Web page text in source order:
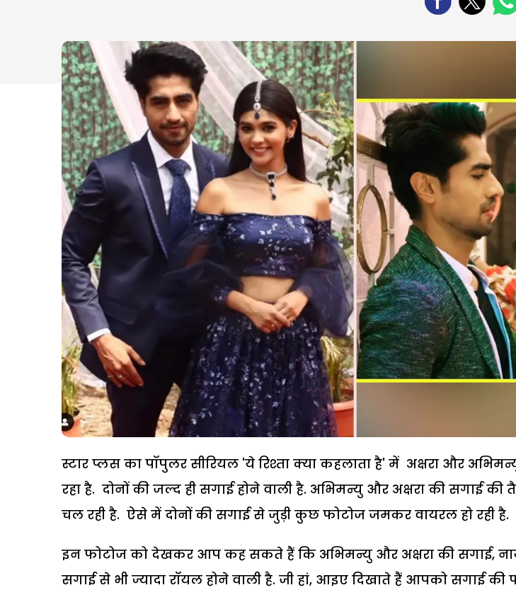
स्टार प्लस का पॉपुलर सीरियल 'ये रिश्ता क्या कहलाता है' में अक्षरा और
रहा है. दोनों की जल्द ही सगाई होने वाली है. अभिमन्यु और अक्षरा की सगाई
चल रही है. ऐसे में दोनों की सगाई से जुड़ी कुछ फोटोज जमकर वायरल हो रही है.
इन फोटोज को देखकर आप कह सकते हैं कि अभिमन्यु और अक्षरा की सगाई,
सगाई से भी ज्यादा रॉयल होने वाली है. जी हां, आइए दिखाते हैं आपको सगाई की